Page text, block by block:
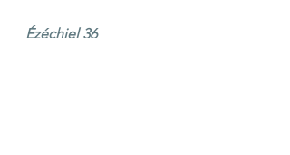
Ézéchiel 36